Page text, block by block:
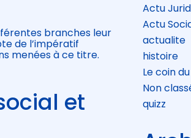
branches leur
de l’impératif
menées à ce titre.
et
Actu
Actu
actualite
histoire
Le coin
Non
quizz